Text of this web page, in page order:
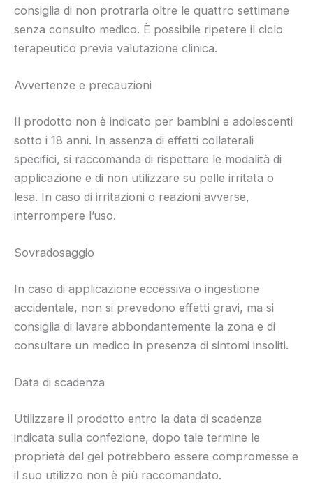
consiglia di non protrarla oltre le quattro settimane
senza consulto medico. È possibile ripetere il ciclo
terapeutico previa valutazione clinica.
Avvertenze e precauzioni
Il prodotto non è indicato per bambini e adolescenti
sotto i 18 anni. In assenza di effetti collaterali
specifici, si raccomanda di rispettare le modalità di
applicazione e di non utilizzare su pelle irritata o
lesa. In caso di irritazioni o reazioni avverse,
interrompere l’uso.
Sovradosaggio
In caso di applicazione eccessiva o ingestione
accidentale, non si prevedono effetti gravi, ma si
consiglia di lavare abbondantemente la zona e di
consultare un medico in presenza di sintomi insoliti.
Data di scadenza
Utilizzare il prodotto entro la data di scadenza
indicata sulla confezione, dopo tale termine le
proprietà del gel potrebbero essere compromesse e
il suo utilizzo non è più raccomandato.